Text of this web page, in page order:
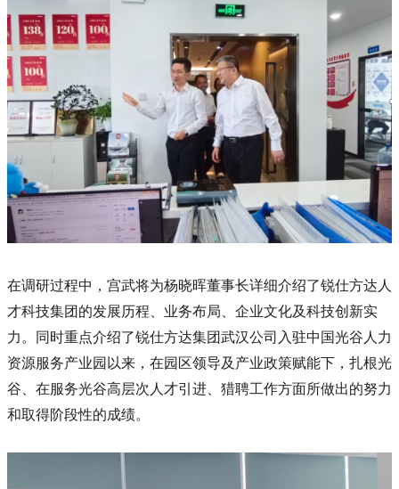
在调研过程中，宫武将为杨晓晖董事长详细介绍了锐仕方达人
才科技集团的发展历程、业务布局、企业文化及科技创新实
力。同时重点介绍了锐仕方达集团武汉公司入驻中国光谷人力
资源服务产业园以来，在园区领导及产业政策赋能下，扎根光
谷、在服务光谷高层次人才引进、猎聘工作方面所做出的努力
和取得阶段性的成绩。